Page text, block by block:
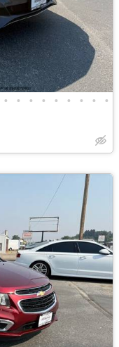
• • • • • • • • •